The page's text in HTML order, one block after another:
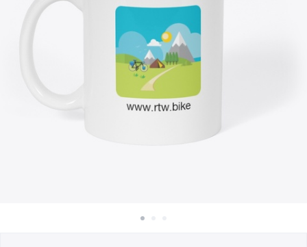
Vendi ovunque
Vendi qualsiasi cosa